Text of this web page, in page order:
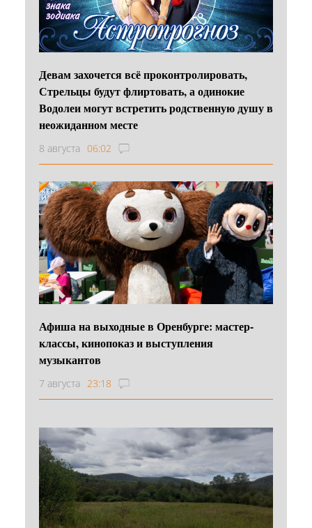
Девам захочется всё проконтролировать,
Стрельцы будут флиртовать, а одинокие
Водолеи могут встретить родственную душу в
неожиданном месте
8 августа 06:02
Афиша на выходные в Оренбурге: мастер-
классы, кинопоказ и выступления
музыкантов
7 августа 23:18